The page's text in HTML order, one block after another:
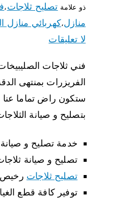
ذو علامة تصليح ثلاجات،
منازل،كهربائي منازل
لا تعليقات
فني ثلاجات
الفريزرات بمنتهى
ستكون راض تماما
بتصليح و صيانة
خدمة تصليح و صيانة
تصليح و صيانة
تصليح ثلاجات رخيص
توفير كافة قطع